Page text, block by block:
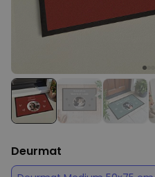
Polaroid-look
Deurmat